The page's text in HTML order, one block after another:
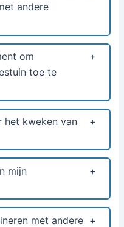
andere
om
toe te
het kweken van
mijn
met andere